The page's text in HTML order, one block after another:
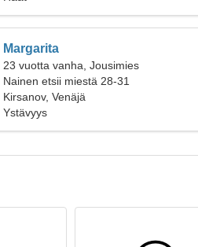
Margarita
23 vuotta vanha, Jousimies
Nainen etsii miestä 28-31
Kirsanov, Venäjä
Ystävyys